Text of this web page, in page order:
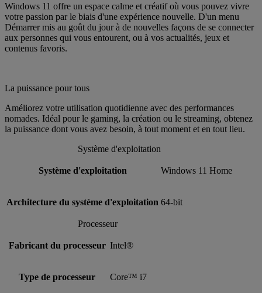
Windows 11 offre un espace calme et créatif où vous pouvez vivre
votre passion par le biais d'une expérience nouvelle. D'un menu
Démarrer mis au goût du jour à de nouvelles façons de se connecter
aux personnes qui vous entourent, ou à vos actualités, jeux et
contenus favoris.
La puissance pour tous
Améliorez votre utilisation quotidienne avec des performances
nomades. Idéal pour le gaming, la création ou le streaming, obtenez
la puissance dont vous avez besoin, à tout moment et en tout lieu.
Système d'exploitation
Système d'exploitation Windows 11 Home
Architecture du système d'exploitation 64-bit
Processeur
Fabricant du processeur Intel®
Type de processeur Core™ i7